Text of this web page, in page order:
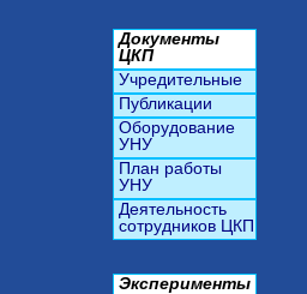
Документы
ЦКП
Учредительные
Публикации
Оборудование
УНУ
План работы
УНУ
Деятельность
сотрудников ЦКП
Эксперименты